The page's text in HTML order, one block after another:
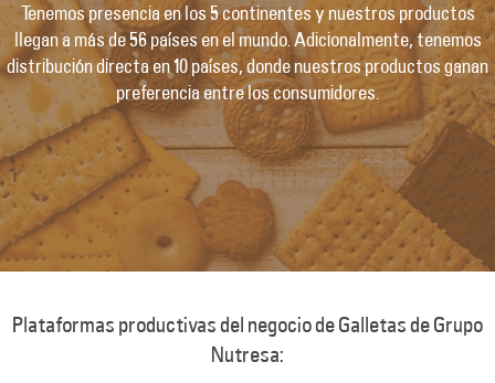
Tenemos presencia en los 5 continentes y nuestros productos
llegan a más de 56 países en el mundo. Adicionalmente, tenemos
distribución directa en 10 países, donde nuestros productos ganan
preferencia entre los consumidores.
Plataformas productivas del negocio de Galletas de Grupo
Nutresa: